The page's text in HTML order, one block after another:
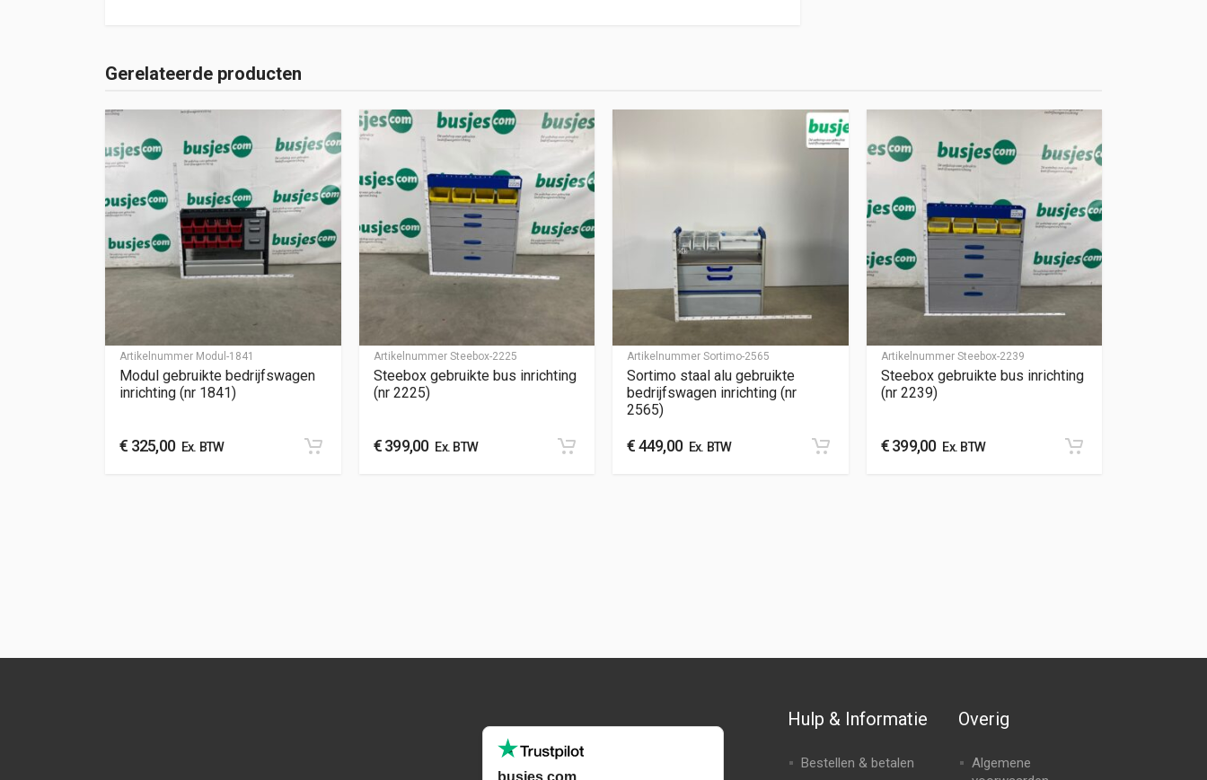
Gerelateerde producten
Artikelnummer Modul-1841
Modul gebruikte bedrijfswagen
inrichting (nr 1841)
€ 325,00Ex. BTW
Artikelnummer Steebox-2225
Steebox gebruikte bus inrichting
(nr 2225)
€399,00Ex. BTW
Artikelnummer Sortimo-2565
Sortimo staal alu gebruikte
bedrijfswagen inrichting (nr
2565)
€449,00Ex. BTW
Artikelnummer Steebox-2239
Steebox gebruikte bus inrichting
(nr 2239)
€399,00Ex. BTW
busjes.com
Hulp & Informatie
Bestellen & betalen
Overig
Algemene